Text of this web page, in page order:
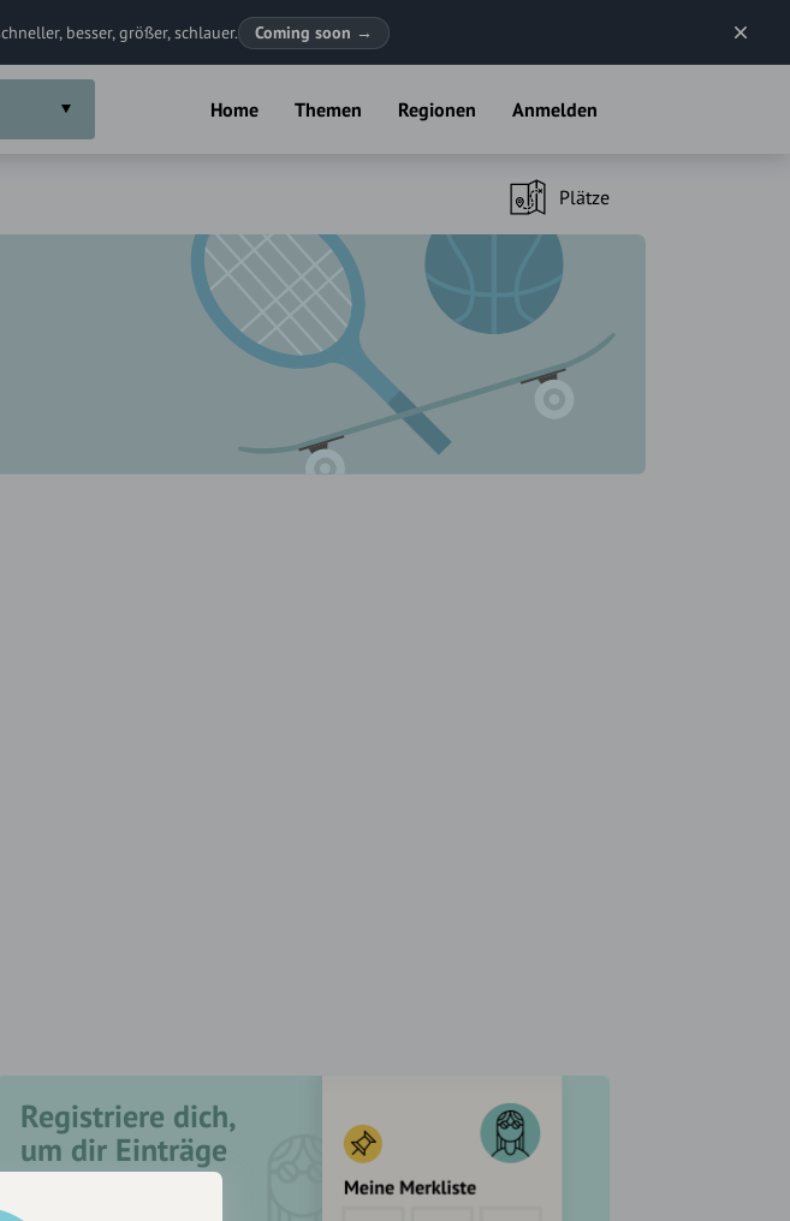
besser, größer, schlauer. Coming soon →
Home Themen Regionen Anmelden
Plätze
Registriere dich,
um dir Einträge
zu merken